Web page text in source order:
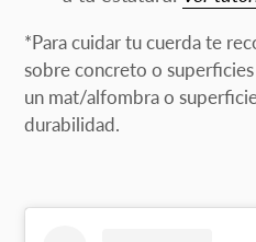
*Para cuidar tu cuerdate
sobre concreto o
un mat/alfombra o
durabilidad.